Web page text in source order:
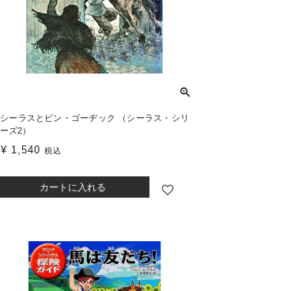
シーラスとビン・ゴーヂック （シーラス・シリ
ーズ2）
¥ 1,540 税込
カートに入れる